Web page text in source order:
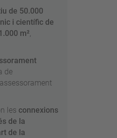
de 50.000
i científic de
m²,
de
les connexions
de la
de la